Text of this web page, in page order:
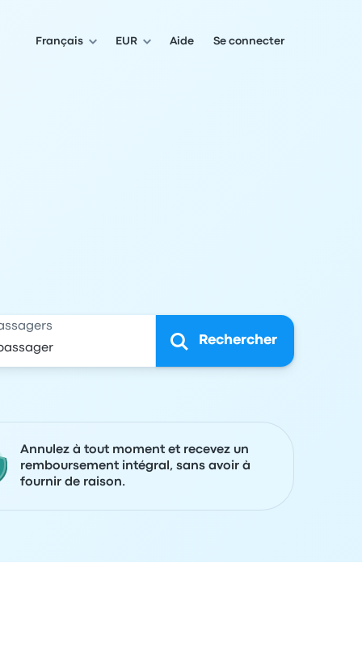
Français EUR Aide Se connecter
Rechercher
Annulez à tout moment et recevez un
remboursement intégral, sans avoir à
fournir de raison.